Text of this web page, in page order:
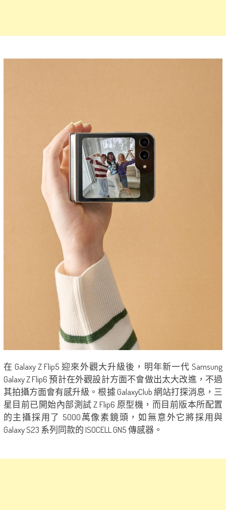
在 Galaxy Z Flip5 迎來外觀大升級後，明年新一代 Samsung
Galaxy Z Flip6 預計在外觀設計方面不會做出太大改進，不過
其拍攝方面會有感升級。根據 GalaxyClub 網站打探消息，三
星目前已開始內部測試 Z Flip6 原型機，而目前版本所配置
的主攝採用了 5000萬像素鏡頭，如無意外它將採用與
Galaxy S23 系列同款的 ISOCELL GN5 傳感器。